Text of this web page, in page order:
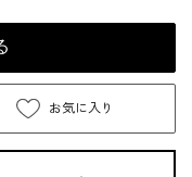
お気に入り